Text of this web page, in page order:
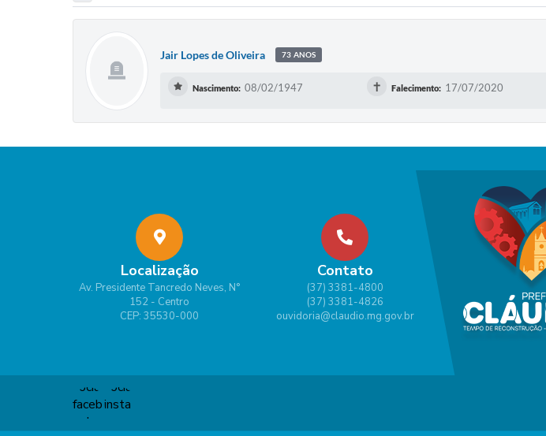
Jair Lopes de Oliveira 73 ANOS
Nascimento: 08/02/1947 ✝ Falecimento: 17/07/2020
Localização
Av. Presidente Tancredo Neves, N°
152 - Centro
CEP: 35530-000
Contato
(37) 3381-4800
(37) 3381-4826
ouvidoria@claudio.mg.gov.br